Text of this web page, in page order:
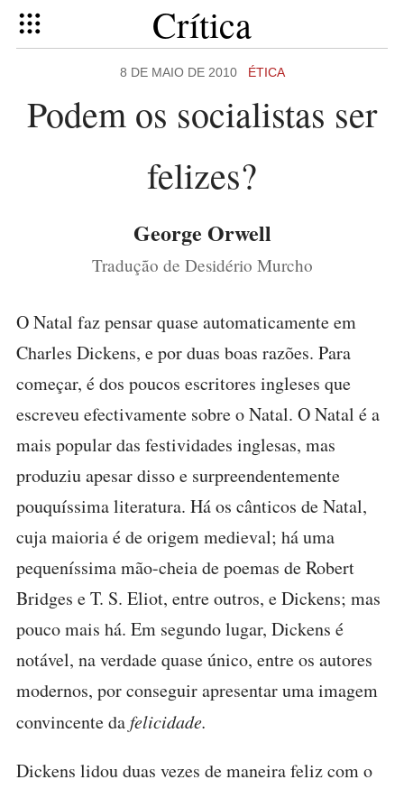
Crítica
8 DE MAIO DE 2010 ÉTICA
Podem os socialistas ser
felizes?
George Orwell
Tradução de Desidério Murcho
O Natal faz pensar quase automaticamente em
Charles Dickens, e por duas boas razões. Para
começar, é dos poucos escritores ingleses que
escreveu efectivamente sobre o Natal. O Natal é a
mais popular das festividades inglesas, mas
produziu apesar disso e surpreendentemente
pouquíssima literatura. Há os cânticos de Natal,
cuja maioria é de origem medieval; há uma
pequeníssima mão-cheia de poemas de Robert
Bridges e T. S. Eliot, entre outros, e Dickens; mas
pouco mais há. Em segundo lugar, Dickens é
notável, na verdade quase único, entre os autores
modernos, por conseguir apresentar uma imagem
convincente dafelicidade.
Dickens lidou duas vezes de maneira feliz com o